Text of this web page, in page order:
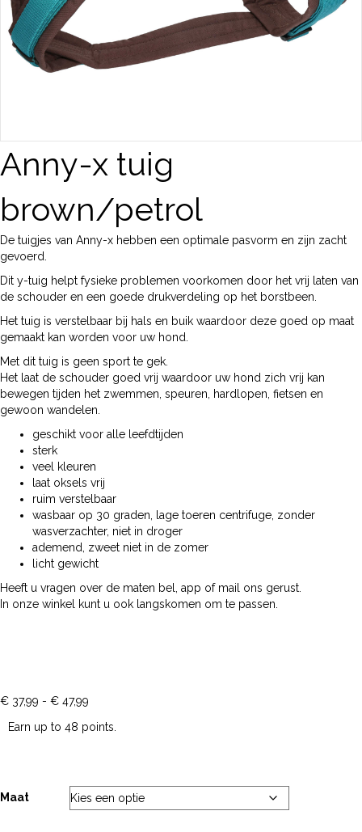
Anny-x tuig
brown/petrol
De tuigjes van Anny-x hebben een optimale pasvorm en zijn zacht
gevoerd.
Dit y-tuig helpt fysieke problemen voorkomen door het vrij laten van
de schouder en een goede drukverdeling op het borstbeen.
Het tuig is verstelbaar bij hals en buik waardoor deze goed op maat
gemaakt kan worden voor uw hond.
Met dit tuig is geen sport te gek.
Het laat de schouder goed vrij waardoor uw hond zich vrij kan
bewegen tijden het zwemmen, speuren, hardlopen, fietsen en
gewoon wandelen.
geschikt voor alle leefdtijden
sterk
veel kleuren
laat oksels vrij
ruim verstelbaar
wasbaar op 30 graden, lage toeren centrifuge, zonder
wasverzachter, niet in droger
ademend, zweet niet in de zomer
licht gewicht
Heeft u vragen over de maten bel, app of mail ons gerust.
In onze winkel kunt u ook langskomen om te passen.
€ 37,99 - € 47,99
tot
Earn up to 48 points.
Maat